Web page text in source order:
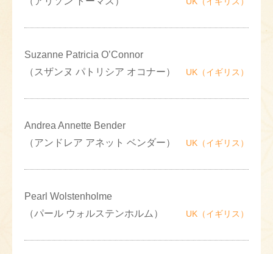
Suzanne Patricia O’Connor
（スザンヌ パトリシア オコナー）
UK（イギリス）
Andrea Annette Bender
（アンドレア アネット ベンダー）
UK（イギリス）
Pearl Wolstenholme
（パール ウォルステンホルム）
UK（イギリス）